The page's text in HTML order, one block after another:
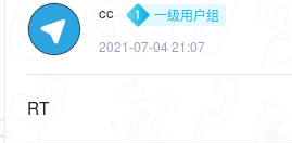
cc
一级用户组
2021-07-04 21:07
RT